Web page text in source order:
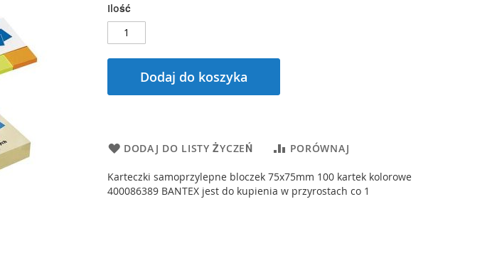
Ilość
Dodaj do koszyka
DODAJ DO LISTY ŻYCZEŃ PORÓWNAJ
Karteczki samoprzylepne bloczek 75x75mm 100 kartek kolorowe
400086389 BANTEX jest do kupienia w przyrostach co 1